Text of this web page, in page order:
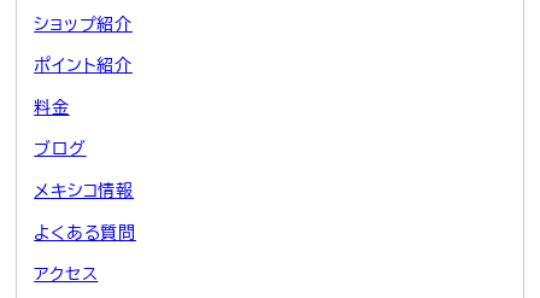
ショップ紹介
ポイント紹介
料金
ブログ
メキシコ情報
よくある質問
アクセス